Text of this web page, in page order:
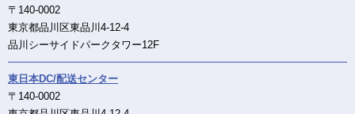
〒140-0002
東京都品川区東品川4-12-4
品川シーサイドパークタワー12F
東日本DC/配送センター
〒140-0002